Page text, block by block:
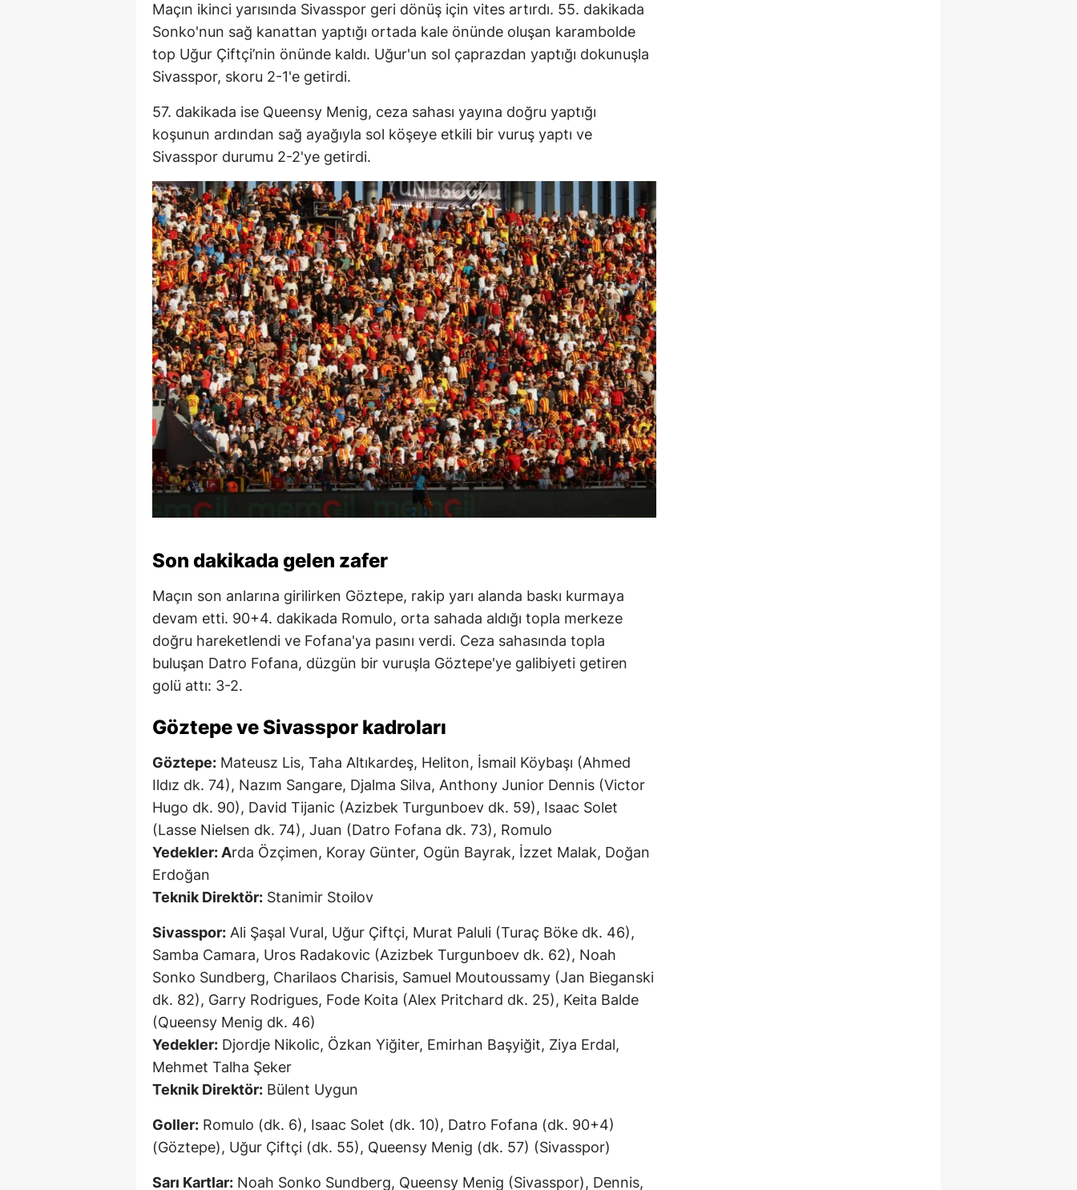
Maçın ikinci yarısında Sivasspor geri dönüş için vites artırdı. 55. dakikada
Sonko'nun sağ kanattan yaptığı ortada kale önünde oluşan karambolde
top Uğur Çiftçi’nin önünde kaldı. Uğur'un sol çaprazdan yaptığı dokunuşla
Sivasspor, skoru 2-1'e getirdi.
57. dakikada ise Queensy Menig, ceza sahası yayına doğru yaptığı
koşunun ardından sağ ayağıyla sol köşeye etkili bir vuruş yaptı ve
Sivasspor durumu 2-2'ye getirdi.
Son dakikada gelen zafer
Maçın son anlarına girilirken Göztepe, rakip yarı alanda baskı kurmaya
devam etti. 90+4. dakikada Romulo, orta sahada aldığı topla merkeze
doğru hareketlendi ve Fofana'ya pasını verdi. Ceza sahasında topla
buluşan Datro Fofana, düzgün bir vuruşla Göztepe'ye galibiyeti getiren
golü attı: 3-2.
Göztepe ve Sivasspor kadroları
Göztepe: Mateusz Lis, Taha Altıkardeş, Heliton, İsmail Köybaşı (Ahmed
Ildız dk. 74), Nazım Sangare, Djalma Silva, Anthony Junior Dennis (Victor
Hugo dk. 90), David Tijanic (Azizbek Turgunboev dk. 59), Isaac Solet
(Lasse Nielsen dk. 74), Juan (Datro Fofana dk. 73), Romulo
Yedekler: Arda Özçimen, Koray Günter, Ogün Bayrak, İzzet Malak, Doğan
Erdoğan
Teknik Direktör: Stanimir Stoilov
Sivasspor: Ali Şaşal Vural, Uğur Çiftçi, Murat Paluli (Turaç Böke dk. 46),
Samba Camara, Uros Radakovic (Azizbek Turgunboev dk. 62), Noah
Sonko Sundberg, Charilaos Charisis, Samuel Moutoussamy (Jan Bieganski
dk. 82), Garry Rodrigues, Fode Koita (Alex Pritchard dk. 25), Keita Balde
(Queensy Menig dk. 46)
Yedekler: Djordje Nikolic, Özkan Yiğiter, Emirhan Başyiğit, Ziya Erdal,
Mehmet Talha Şeker
Teknik Direktör: Bülent Uygun
Goller: Romulo (dk. 6), Isaac Solet (dk. 10), Datro Fofana (dk. 90+4)
(Göztepe), Uğur Çiftçi (dk. 55), Queensy Menig (dk. 57) (Sivasspor)
Sarı Kartlar: Noah Sonko Sundberg, Queensy Menig (Sivasspor), Dennis,